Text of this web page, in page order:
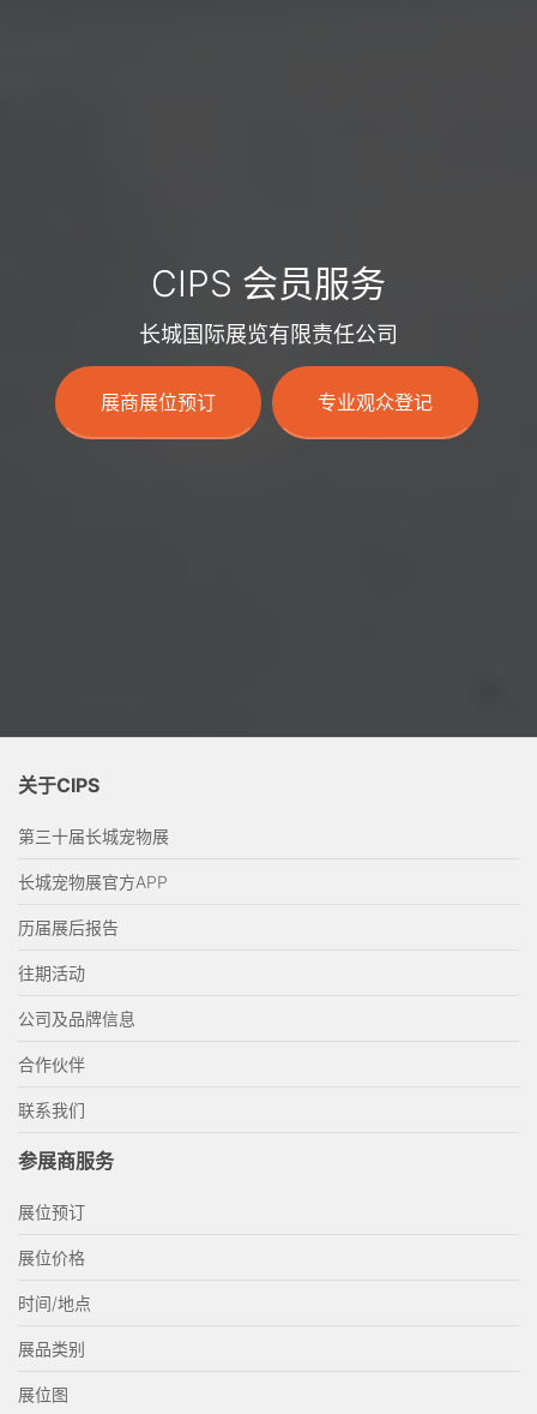
CIPS 会员服务
长城国际展览有限责任公司
展商展位预订 专业观众登记
关于CIPS
第三十届长城宠物展
长城宠物展官方APP
历届展后报告
往期活动
公司及品牌信息
合作伙伴
联系我们
参展商服务
展位预订
展位价格
时间/地点
展品类别
展位图